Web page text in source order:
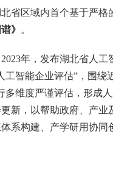
省区域内首个基于严
》 。
年，发布湖北省人
智能企业评估”，围绕
多维度严谨评估，形成
新，以帮助政府、产
系构建、产学研用协